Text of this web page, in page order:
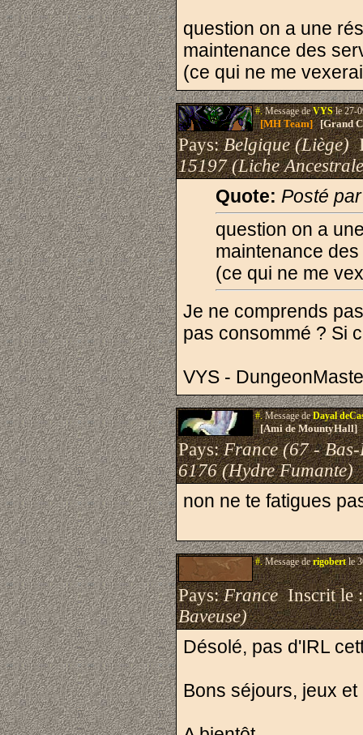
question on a une
maintenance des
(ce qui ne me
#.Message deVYSle 27-
[MH Team][Grand
Pays:Belgique (Liège)
15197 (Liche
Quote: Posté
question on a
maintenance
(ce qui ne me
Je ne comprends
pas consommé ? Si
VYS -
#.Message deDayal
[Ami de MountyHall]
Pays:France (67 -
6176 (Hydre Fumante)
non ne te fatigues
#.Message derigobertle
Pays:FranceInscrit le
Baveuse)
Désolé, pas d'IRL
Bons séjours, jeux